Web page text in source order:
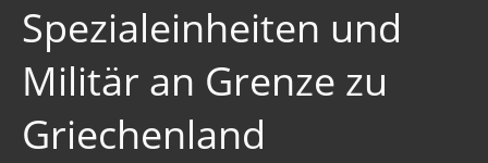
Spezialeinheiten und
Militär an Grenze zu
Griechenland